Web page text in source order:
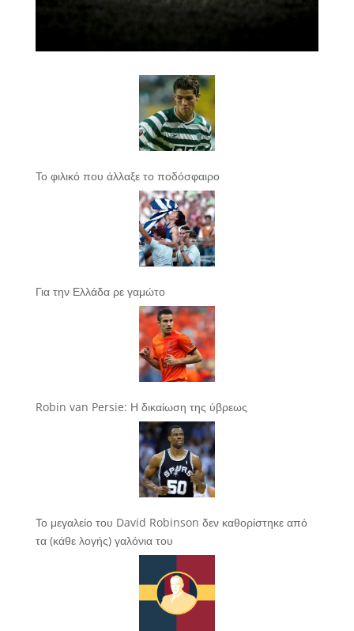
Το φιλικό που άλλαξε το ποδόσφαιρο
Για την Ελλάδα ρε γαμώτο
Robin van Persie: Η δικαίωση της ύβρεως
Το μεγαλείο του David Robinson δεν καθορίστηκε από
τα (κάθε λογής) γαλόνια του